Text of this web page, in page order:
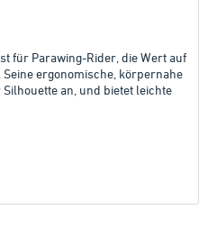
für Parawing-Rider, die Wert auf
ergonomische, körpernahe
an, und bietet leichte